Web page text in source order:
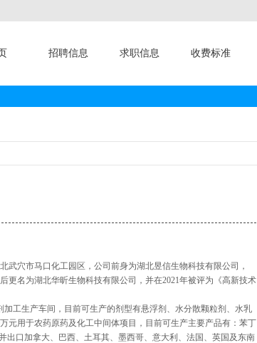
招聘信息 求职信息 收费标准
武穴市马口化工园区，公司前身为湖北昱信生物科技有限公司，
更名为湖北华昕生物科技有限公司，并在2021年被评为《高新技术
工生产车间，目前可生产的剂型有悬浮剂、水分散颗粒剂、水乳
元用于农药原药及化工中间体项目，目前可生产主要产品有：苯丁
出口加拿大、巴西、土耳其、墨西哥、意大利、法国、英国及东南